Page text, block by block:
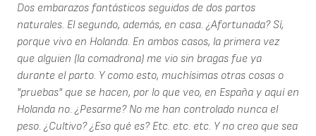
Dos embarazos fantásticos seguidos de dos partos
naturales. El segundo, además, en casa. ¿Afortunada? Sí,
porque vivo en Holanda. En ambos casos, la primera vez
que alguien (la comadrona) me vio sin bragas fue ya
durante el parto. Y como esto, muchísimas otras cosas o
"pruebas" que se hacen, por lo que veo, en España y aquí en
Holanda no. ¿Pesarme? No me han controlado nunca el
peso. ¿Cultivo? ¿Eso qué es? Etc. etc. etc. Y no creo que sea